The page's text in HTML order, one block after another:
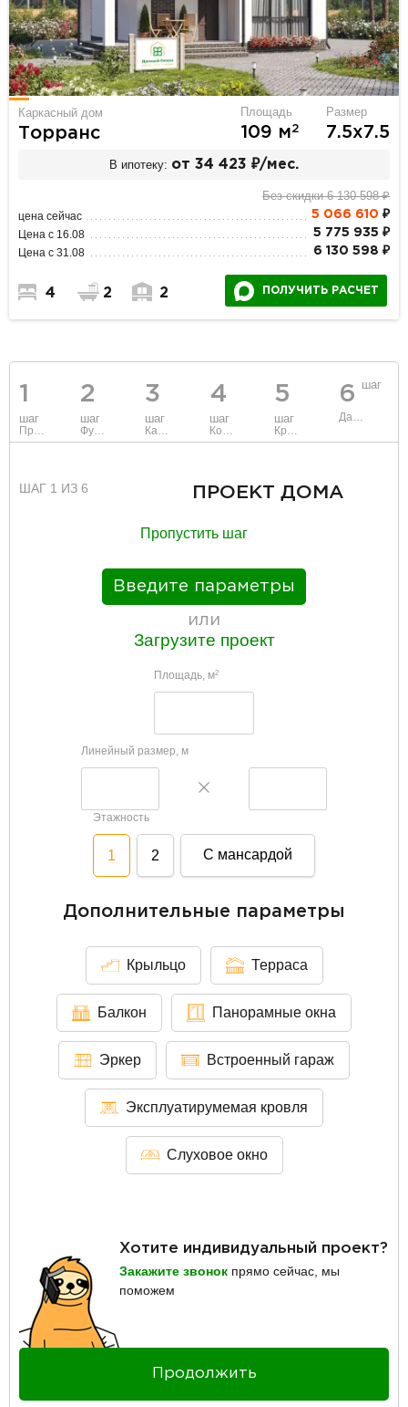
Каркасный дом
Торранс
Площадь
109 м2
Размер
7.5х7.5
В ипотеку: от 34 423 ₽/мес.
Без скидки 6 130 598 ₽
цена сейчас 5 066 610 ₽
Цена с 16.08 5 775 935 ₽
Цена с 31.08 6 130 598 ₽
4 2 2 ПОЛУЧИТЬ РАСЧЕТ
1
шаг
Проект
2
шаг
Фундамент
3
шаг
Каркас и стены
4
шаг
Коммуникации
5
шаг
Крыша
6 шаг
Данные
ШАГ 1 ИЗ 6 ПРОЕКТ ДОМА
Пропустить шаг
Введите параметры
или
Загрузите проект
Площадь, м2
Линейный размер, м
Этажность
1 2 С мансардой
Дополнительные параметры
Крыльцо Терраса
Балкон Панорамные окна
Эркер Встроенный гараж
Эксплуатирумемая кровля
Слуховое окно
Хотите индивидуальный проект?
Закажите звонок прямо сейчас, мы
поможем
Продолжить